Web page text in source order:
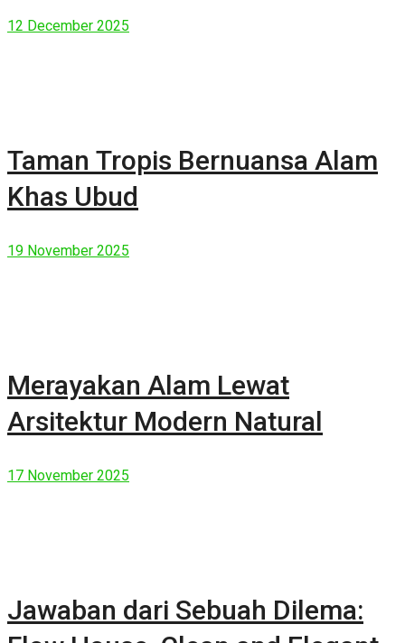
12 December 2025
Taman Tropis Bernuansa Alam
Khas Ubud
19 November 2025
Merayakan Alam Lewat
Arsitektur Modern Natural
17 November 2025
Jawaban dari Sebuah Dilema: